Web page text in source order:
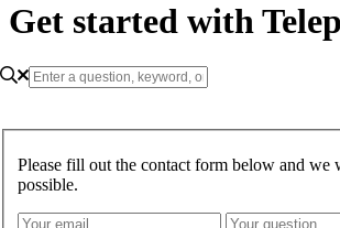
Get started with
Please fill out the contact form below and we
possible.